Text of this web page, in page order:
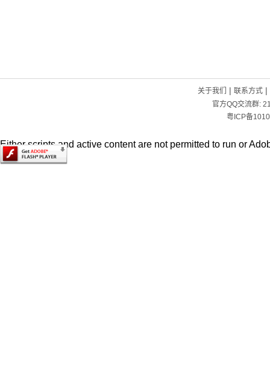
关于我们 | 联系方式|
官方QQ交流群:
粤ICP备
Either scripts and active content are not permitted to run or